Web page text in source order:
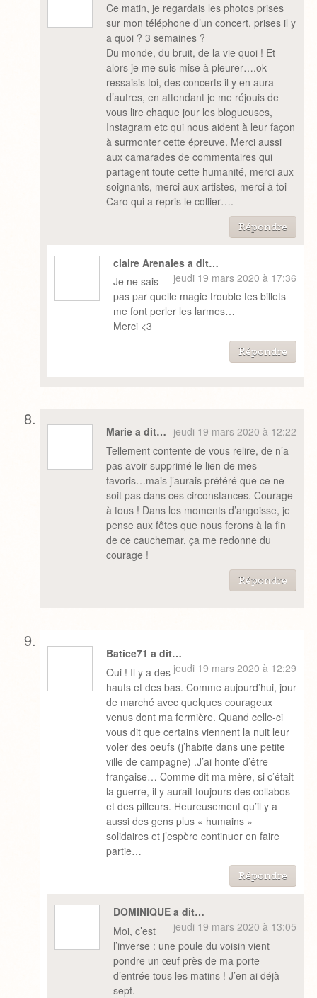
Ce matin, je regardais les photos prises
sur mon téléphone d’un concert, prises il y
a quoi ? 3 semaines ?
Du monde, du bruit, de la vie quoi ! Et
alors je me suis mise à pleurer….ok
ressaisis toi, des concerts il y en aura
d’autres, en attendant je me réjouis de
vous lire chaque jour les blogueuses,
Instagram etc qui nous aident à leur façon
à surmonter cette épreuve. Merci aussi
aux camarades de commentaires qui
partagent toute cette humanité, merci aux
soignants, merci aux artistes, merci à toi
Caro qui a repris le collier….
Répondre
claire Arenales a dit…
jeudi 19 mars 2020 à 17:36
Je ne sais
pas par quelle magie trouble tes billets
me font perler les larmes…
Merci <3
Répondre
Marie a dit… jeudi 19 mars 2020 à 12:22
Tellement contente de vous relire, de n’a
pas avoir supprimé le lien de mes
favoris…mais j’aurais préféré que ce ne
soit pas dans ces circonstances. Courage
à tous ! Dans les moments d’angoisse, je
pense aux fêtes que nous ferons à la fin
de ce cauchemar, ça me redonne du
courage !
Répondre
Batice71 a dit…
jeudi 19 mars 2020 à 12:29
Oui ! Il y a des
hauts et des bas. Comme aujourd’hui, jour
de marché avec quelques courageux
venus dont ma fermière. Quand celle-ci
vous dit que certains viennent la nuit leur
voler des oeufs (j’habite dans une petite
ville de campagne) .J’ai honte d’être
française… Comme dit ma mère, si c’était
la guerre, il y aurait toujours des collabos
et des pilleurs. Heureusement qu’il y a
aussi des gens plus « humains »
solidaires et j’espère continuer en faire
partie…
Répondre
DOMINIQUE a dit…
jeudi 19 mars 2020 à 13:05
Moi, c’est
l’inverse : une poule du voisin vient
pondre un œuf près de ma porte
d’entrée tous les matins ! J’en ai déjà
sept.